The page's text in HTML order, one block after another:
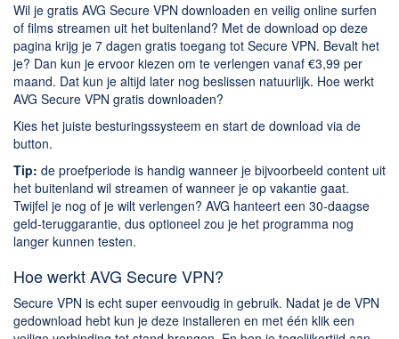
Webbrowsers
Wil je gratis AVG Secure VPN downloaden en veilig online surfen
of films streamen uit het buitenland? Met de download op deze
pagina krijg je 7 dagen gratis toegang tot Secure VPN. Bevalt het
je? Dan kun je ervoor kiezen om te verlengen vanaf €3,99 per
maand. Dat kun je altijd later nog beslissen natuurlijk. Hoe werkt
AVG Secure VPN gratis downloaden?
Kies het juiste besturingssysteem en start de download via de
button.
Tip: de proefperiode is handig wanneer je bijvoorbeeld content uit
het buitenland wil streamen of wanneer je op vakantie gaat.
Twijfel je nog of je wilt verlengen? AVG hanteert een 30-daagse
geld-teruggarantie, dus optioneel zou je het programma nog
langer kunnen testen.
Hoe werkt AVG Secure VPN?
Secure VPN is echt super eenvoudig in gebruik. Nadat je de VPN
gedownload hebt kun je deze installeren en met één klik een